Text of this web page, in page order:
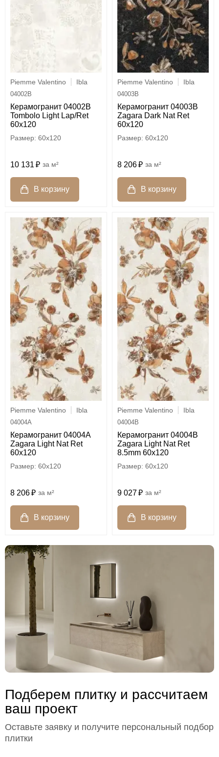
Piemme Valentino Ibla
04002B
Керамогранит 04002B
Tombolo Light Lap/Ret
60x120
60x120
10 131 м²
Piemme Valentino Ibla
04003B
Керамогранит 04003B
Zagara Dark Nat Ret
60x120
60x120
8 206 м²
Piemme Valentino Ibla
04004A
Керамогранит 04004A
Zagara Light Nat Ret
60x120
60x120
8 206 м²
Piemme Valentino Ibla
04004B
Керамогранит 04004B
Zagara Light Nat Ret
8.5mm 60x120
60x120
9 027 м²
Подберем плитку и рассчитаем
ваш проект
Оставьте заявку и получите персональный подбор
плитки